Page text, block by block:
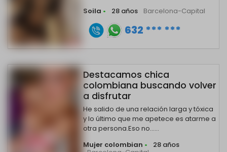
Soila • 28 años Barcelona-Capital
632 *** ***
Destacamos chica
colombiana buscando volver
a disfrutar
He salido de una relación larga y tóxica
y lo último que me apetece es atarme a
otra persona.Eso no......
Mujer colombian • 28 años